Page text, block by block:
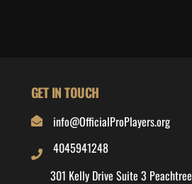
GET IN TOUCH
info@OfficialProPlayers.org
4045941248
301 Kelly Drive Suite 3 Peachtree